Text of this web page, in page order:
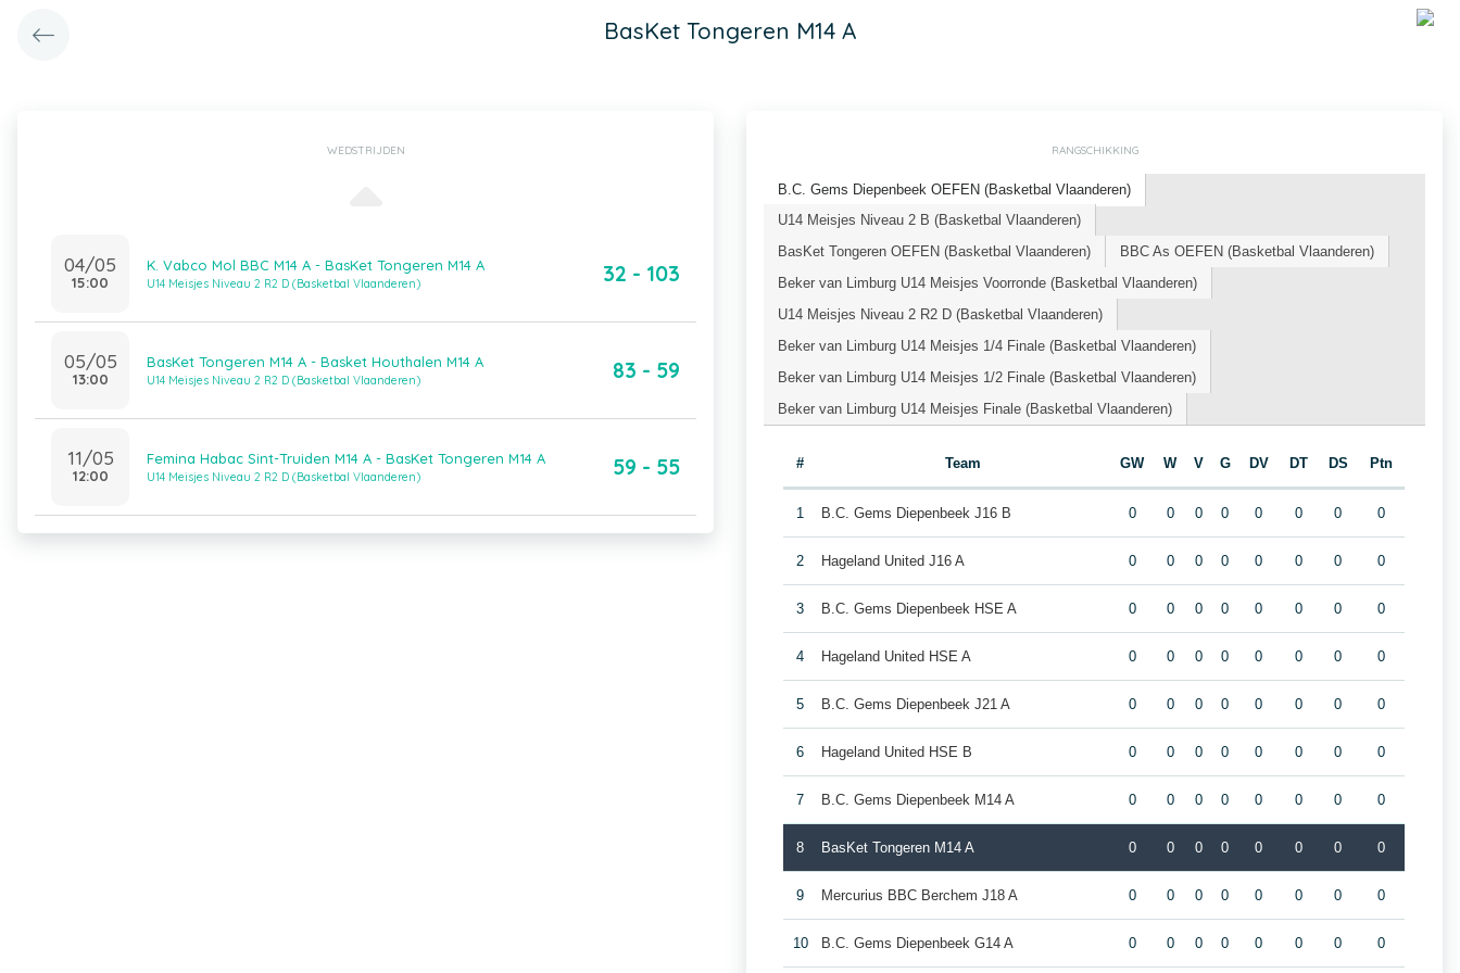
BasKet Tongeren M14 A
WEDSTRIJDEN
04/05
15:00
K. Vabco Mol BBC M14 A - BasKet Tongeren M14 A
U14 Meisjes Niveau 2 R2 D (Basketbal Vlaanderen) 32 - 103
05/05
13:00
BasKet Tongeren M14 A - Basket Houthalen M14 A
U14 Meisjes Niveau 2 R2 D (Basketbal Vlaanderen) 83 - 59
11/05
12:00
Femina Habac Sint-Truiden M14 A - BasKet Tongeren M14 A
U14 Meisjes Niveau 2 R2 D (Basketbal Vlaanderen) 59 - 55
RANGSCHIKKING
B.C. Gems Diepenbeek OEFEN (Basketbal Vlaanderen)
U14 Meisjes Niveau 2 B (Basketbal Vlaanderen)
BasKet Tongeren OEFEN (Basketbal Vlaanderen)
BBC As OEFEN (Basketbal Vlaanderen)
Beker van Limburg U14 Meisjes Voorronde (Basketbal Vlaanderen)
U14 Meisjes Niveau 2 R2 D (Basketbal Vlaanderen)
Beker van Limburg U14 Meisjes 1/4 Finale (Basketbal Vlaanderen)
Beker van Limburg U14 Meisjes 1/2 Finale (Basketbal Vlaanderen)
Beker van Limburg U14 Meisjes Finale (Basketbal Vlaanderen)
# Team GW W V G DV DT DS Ptn
1 B.C. Gems Diepenbeek J16 B 0 0 0 0 0 0 0 0
2 Hageland United J16 A 0 0 0 0 0 0 0 0
3 B.C. Gems Diepenbeek HSE A 0 0 0 0 0 0 0 0
4 Hageland United HSE A 0 0 0 0 0 0 0 0
5 B.C. Gems Diepenbeek J21 A 0 0 0 0 0 0 0 0
6 Hageland United HSE B 0 0 0 0 0 0 0 0
7 B.C. Gems Diepenbeek M14 A 0 0 0 0 0 0 0 0
8 BasKet Tongeren M14 A 0 0 0 0 0 0 0 0
9 Mercurius BBC Berchem J18 A 0 0 0 0 0 0 0 0
10 B.C. Gems Diepenbeek G14 A 0 0 0 0 0 0 0 0